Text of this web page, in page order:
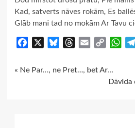
Kad, satverts nāves rokām, Es
Glāb mani tad no mokām Ar Tavu
Facebook BlueskyThreads
Email
Copy
Continue
« Ne Par…, ne Pret…, bet Ar…
Dāvida